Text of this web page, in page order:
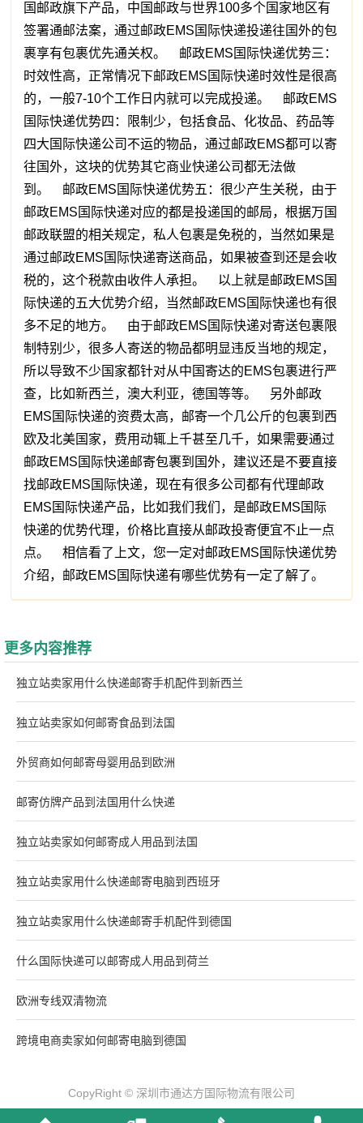
国邮政旗下产品，中国邮政与世界100多个国家地区有
签署通邮法案，通过邮政EMS国际快递投递往国外的包
裹享有包裹优先通关权。 邮政EMS国际快递优势三：
时效性高，正常情况下邮政EMS国际快递时效性是很高
的，一般7-10个工作日内就可以完成投递。 邮政EMS
国际快递优势四：限制少，包括食品、化妆品、药品等
四大国际快递公司不运的物品，通过邮政EMS都可以寄
往国外，这块的优势其它商业快递公司都无法做
到。 邮政EMS国际快递优势五：很少产生关税，由于
邮政EMS国际快递对应的都是投递国的邮局，根据万国
邮政联盟的相关规定，私人包裹是免税的，当然如果是
通过邮政EMS国际快递寄送商品，如果被查到还是会收
税的，这个税款由收件人承担。 以上就是邮政EMS国
际快递的五大优势介绍，当然邮政EMS国际快递也有很
多不足的地方。 由于邮政EMS国际快递对寄送包裹限
制特别少，很多人寄送的物品都明显违反当地的规定，
所以导致不少国家都针对从中国寄达的EMS包裹进行严
查，比如新西兰，澳大利亚，德国等等。 另外邮政
EMS国际快递的资费太高，邮寄一个几公斤的包裹到西
欧及北美国家，费用动辄上千甚至几千，如果需要通过
邮政EMS国际快递邮寄包裹到国外，建议还是不要直接
找邮政EMS国际快递，现在有很多公司都有代理邮政
EMS国际快递产品，比如我们我们，是邮政EMS国际
快递的优势代理，价格比直接从邮政投寄便宜不止一点
点。 相信看了上文，您一定对邮政EMS国际快递优势
介绍，邮政EMS国际快递有哪些优势有一定了解了。
更多内容推荐
独立站卖家用什么快递邮寄手机配件到新西兰
独立站卖家如何邮寄食品到法国
外贸商如何邮寄母婴用品到欧洲
邮寄仿牌产品到法国用什么快递
独立站卖家如何邮寄成人用品到法国
独立站卖家用什么快递邮寄电脑到西班牙
独立站卖家用什么快递邮寄手机配件到德国
什么国际快递可以邮寄成人用品到荷兰
欧洲专线双清物流
跨境电商卖家如何邮寄电脑到德国
CopyRight © 深圳市通达方国际物流有限公司